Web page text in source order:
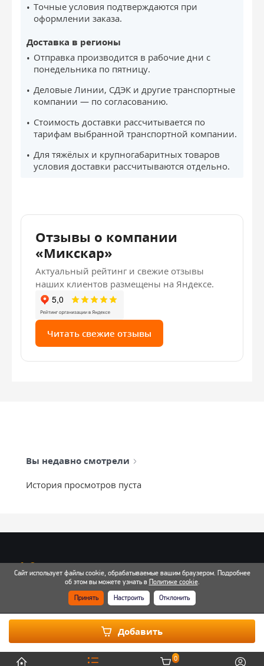
Добавить
0
Точные условия подтверждаются при
оформлении заказа.
Доставка в регионы
Отправка производится в рабочие дни с
понедельника по пятницу.
Деловые Линии, СДЭК и другие транспортные
компании — по согласованию.
Стоимость доставки рассчитывается по
тарифам выбранной транспортной компании.
Для тяжёлых и крупногабаритных товаров
условия доставки рассчитываются отдельно.
Отзывы о компании
«Микскар»
Актуальный рейтинг и свежие отзывы
наших клиентов размещены на Яндексе.
Читать свежие отзывы
Вы недавно смотрели
История просмотров пуста
info@mixtcar.ru
Почта для связи
Все контакты
Сайт использует файлы cookie, обрабатываемые вашим браузером. Подробнее
об этом вы можете узнать в Политике cookie.
Принять
Настроить Отклонить